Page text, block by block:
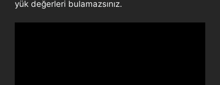
yük değerleri bulamazsınız.